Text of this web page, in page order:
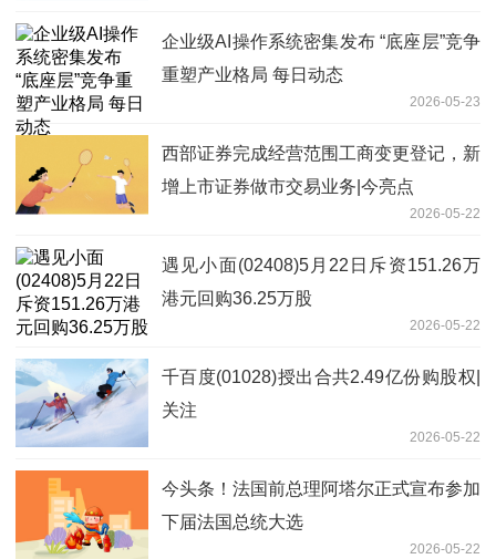
企业级AI操作系统密集发布 “底座层”竞争
重塑产业格局 每日动态
2026-05-23
西部证券完成经营范围工商变更登记，新
增上市证券做市交易业务|今亮点
2026-05-22
遇见小面(02408)5月22日斥资151.26万
港元回购36.25万股
2026-05-22
千百度(01028)授出合共2.49亿份购股权|
关注
2026-05-22
今头条！法国前总理阿塔尔正式宣布参加
下届法国总统大选
2026-05-22